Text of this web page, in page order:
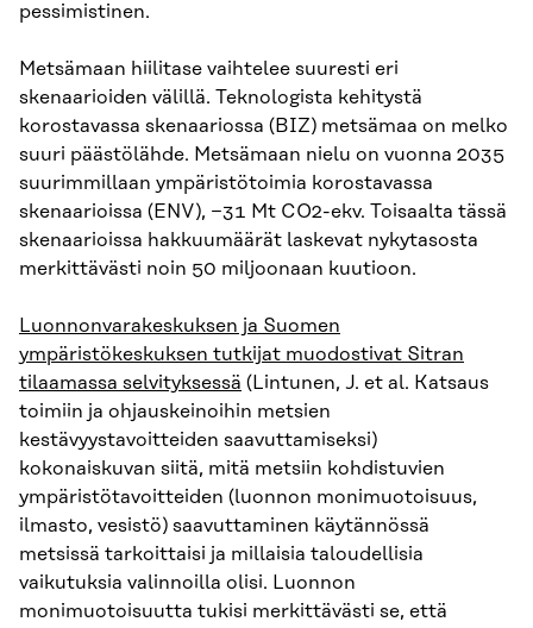
pessimistinen.
Metsämaan hiilitase vaihtelee suuresti eri
skenaarioiden välillä. Teknologista kehitystä
korostavassa skenaariossa (BIZ) metsämaa on melko
suuri päästölähde. Metsämaan nielu on vuonna 2035
suurimmillaan ympäristötoimia korostavassa
skenaarioissa (ENV), −31 Mt CO2-ekv. Toisaalta tässä
skenaarioissa hakkuumäärät laskevat nykytasosta
merkittävästi noin 50 miljoonaan kuutioon.
Luonnonvarakeskuksen ja Suomen
ympäristökeskuksen tutkijat muodostivat Sitran
tilaamassa selvityksessä (Lintunen, J. et al. Katsaus
toimiin ja ohjauskeinoihin metsien
kestävyystavoitteiden saavuttamiseksi)
kokonaiskuvan siitä, mitä metsiin kohdistuvien
ympäristötavoitteiden (luonnon monimuotoisuus,
ilmasto, vesistö) saavuttaminen käytännössä
metsissä tarkoittaisi ja millaisia taloudellisia
vaikutuksia valinnoilla olisi. Luonnon
monimuotoisuutta tukisi merkittävästi se, että